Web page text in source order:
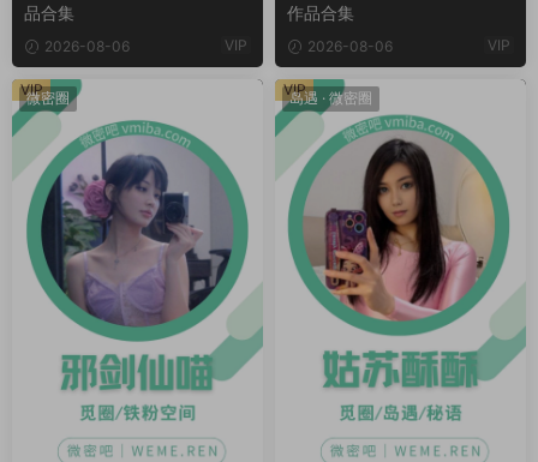
品合集
2026-08-06 VIP
作品合集
2026-08-06 VIP
微密圈
VIP 岛遇 · 微密圈
VIP